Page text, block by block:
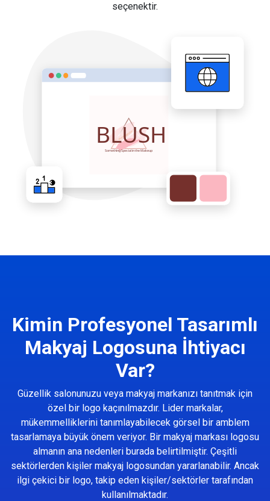
seçenektir.
Kimin Profesyonel Tasarımlı
Makyaj Logosuna İhtiyacı
Var?
Güzellik salonunuzu veya makyaj markanızı tanıtmak için
özel bir logo kaçınılmazdır. Lider markalar,
mükemmelliklerini tanımlayabilecek görsel bir amblem
tasarlamaya büyük önem veriyor. Bir makyaj markası logosu
almanın ana nedenleri burada belirtilmiştir. Çeşitli
sektörlerden kişiler makyaj logosundan yararlanabilir. Ancak
ilgi çekici bir logo, takip eden kişiler/sektörler tarafından
kullanılmaktadır.